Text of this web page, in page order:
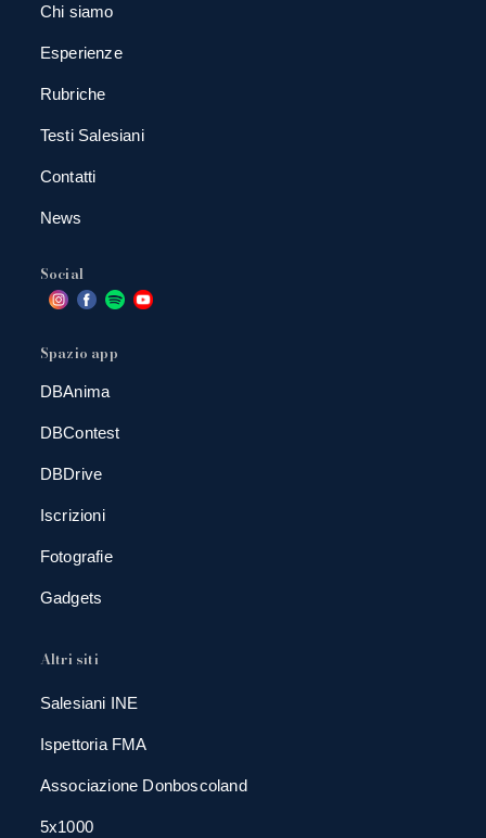
Chi siamo
Esperienze
Rubriche
Testi Salesiani
Contatti
News
Social
Spazio app
DBAnima
DBContest
DBDrive
Iscrizioni
Fotografie
Gadgets
Altri siti
Salesiani INE
Ispettoria FMA
Associazione Donboscoland
5x1000